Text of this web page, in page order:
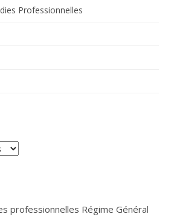
Professionnelles
professionnelles Régime Général